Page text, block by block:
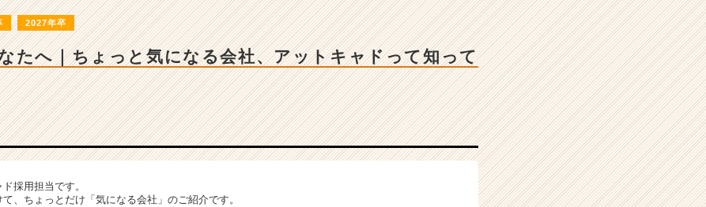
2027年卒
たへ｜ちょっと気になる会社、アットキャドって知って
採用担当です。
、ちょっとだけ「気になる会社」のご紹介です。